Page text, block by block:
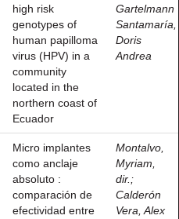
high risk
genotypes of
human papilloma
virus (HPV) in a
community
located in the
northern coast of
Ecuador
Gartelmann
Santamaría,
Doris
Andrea
Micro implantes
como anclaje
absoluto :
comparación de
efectividad entre
Montalvo,
Myriam,
dir. ;
Calderón
Vera, Alex